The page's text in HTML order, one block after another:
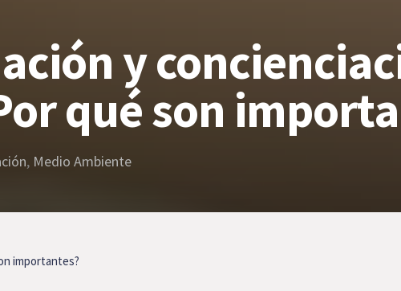
y
qué son
, Medio Ambiente
importantes?